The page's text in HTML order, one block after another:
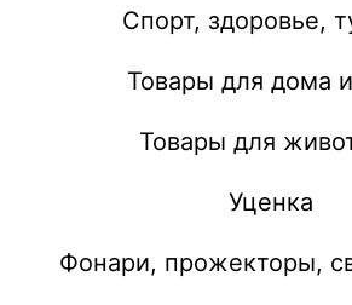
Спорт, здоровье,
Товары для дома
Товары для
Уценка
Фонари, прожекторы,